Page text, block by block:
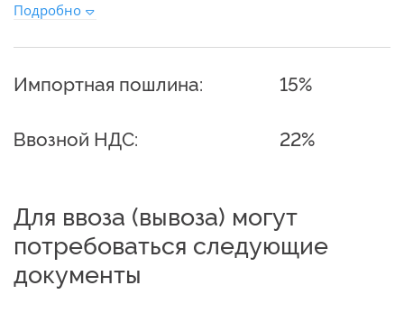
Подробно
Импортная пошлина: 15%
Ввозной НДС: 22%
Для ввоза (вывоза) могут
потребоваться следующие
документы